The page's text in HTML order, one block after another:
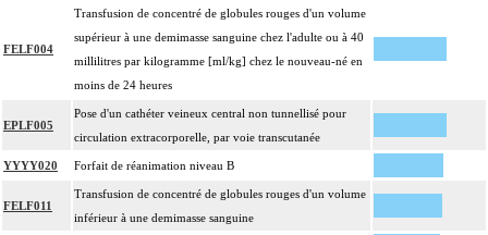
FELF004
Transfusion de concentré de globules rouges d'un volume
supérieur à une demimasse sanguine chez l'adulte ou à 40
millilitres par kilogramme [ml/kg] chez le nouveau-né en
moins de 24 heures
EPLF005
Pose d'un cathéter veineux central non tunnellisé pour
circulation extracorporelle, par voie transcutanée
YYYY020 Forfait de réanimation niveau B
FELF011
Transfusion de concentré de globules rouges d'un volume
inférieur à une demimasse sanguine